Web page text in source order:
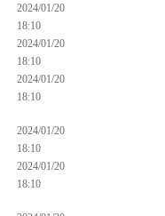
2024/01/20
18:10
2024/01/20
18:10
2024/01/20
18:10
2024/01/20
18:10
2024/01/20
18:10